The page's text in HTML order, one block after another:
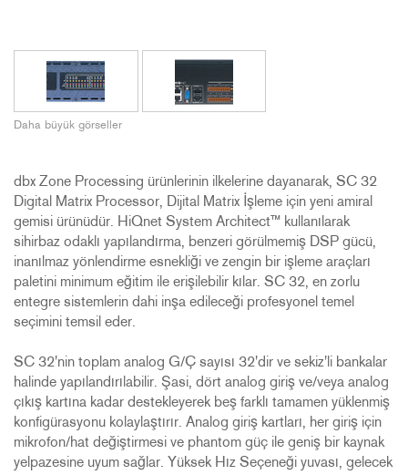
Daha büyük görseller
dbx Zone Processing ürünlerinin ilkelerine dayanarak, SC 32
Digital Matrix Processor, Dijital Matrix İşleme için yeni amiral
gemisi ürünüdür. HiQnet System Architect™ kullanılarak
sihirbaz odaklı yapılandırma, benzeri görülmemiş DSP gücü,
inanılmaz yönlendirme esnekliği ve zengin bir işleme araçları
paletini minimum eğitim ile erişilebilir kılar. SC 32, en zorlu
entegre sistemlerin dahi inşa edileceği profesyonel temel
seçimini temsil eder.
SC 32'nin toplam analog G/Ç sayısı 32'dir ve sekiz'li bankalar
halinde yapılandırılabilir. Şasi, dört analog giriş ve/veya analog
çıkış kartına kadar destekleyerek beş farklı tamamen yüklenmiş
konfigürasyonu kolaylaştırır. Analog giriş kartları, her giriş için
mikrofon/hat değiştirmesi ve phantom güç ile geniş bir kaynak
yelpazesine uyum sağlar. Yüksek Hız Seçeneği yuvası, gelecek